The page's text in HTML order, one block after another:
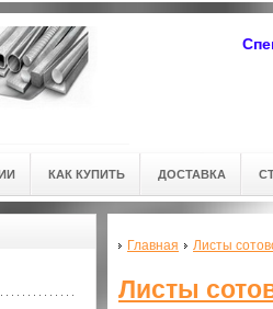
КАК КУПИТЬ ДОСТАВКА
Главная Листы
Листы